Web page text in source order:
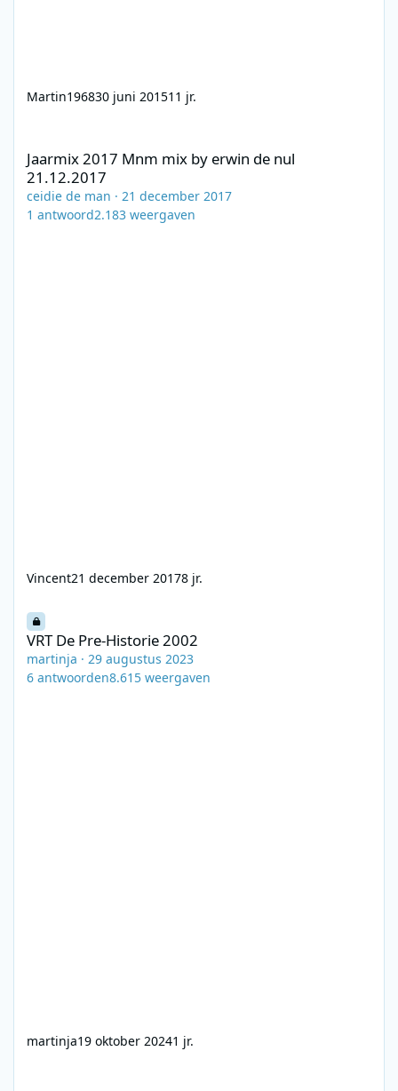
Martin196830 juni 201511 jr.
Jaarmix 2017 Mnm mix by erwin de nul
21.12.2017
ceidie de man · 21 december 2017
1 antwoord2.183 weergaven
Vincent21 december 20178 jr.
VRT De Pre-Historie 2002
martinja · 29 augustus 2023
6 antwoorden8.615 weergaven
martinja19 oktober 20241 jr.